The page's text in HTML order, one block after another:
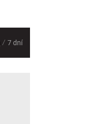
/ 7 dní